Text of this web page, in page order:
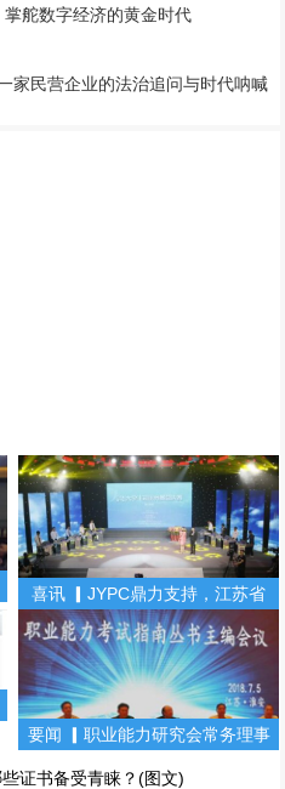
舵数字经济的黄金时代
家民营企业的法治追问与时代呐喊
喜讯 ▎JYPC鼎力支持，江苏省
第十届大学生知识竞赛！(图文)
要闻 ▎职业能力研究会常务理事
会暨职业能力考试指南丛书主编
证书备受青睐？(图文)